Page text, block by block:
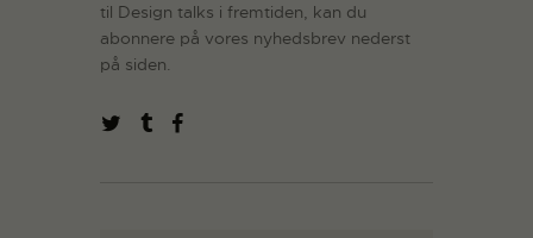
til Design talks i fremtiden, kan du
abonnere på vores nyhedsbrev nederst
på siden.